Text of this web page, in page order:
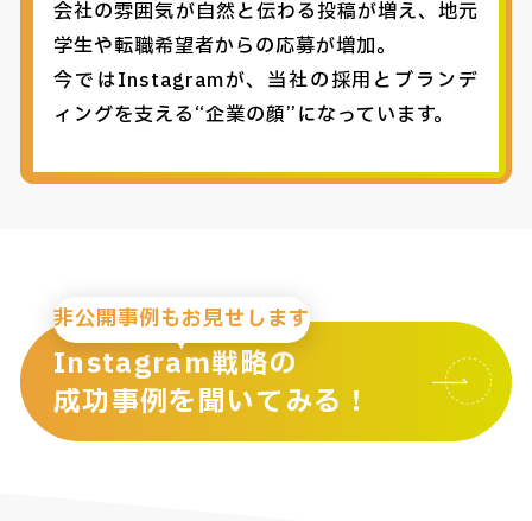
会社の雰囲気が自然と伝わる投稿が増え、地元
学生や転職希望者からの応募が増加。
今ではInstagramが、当社の採用とブランデ
ィングを支える“企業の顔”になっています。
非公開事例もお見せします
Instagram戦略の
成功事例を聞いてみる！